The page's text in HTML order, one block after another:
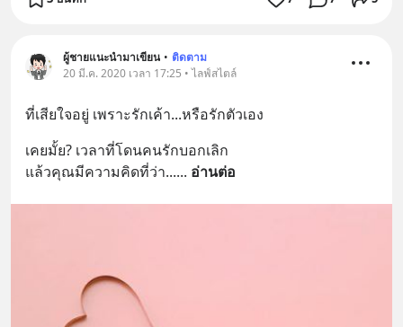
ผู้ชายแนะนำมาเขียน • ติดตาม
20 มี.ค. 2020 เวลา 17:25 • ไลฟ์สไตล์
ที่เสียใจอยู่ เพราะรักเค้า...หรือรักตัวเอง
เคยมั้ย? เวลาที่โดนคนรักบอกเลิก
แล้วคุณมีความคิดที่ว่า...... อ่านต่อ